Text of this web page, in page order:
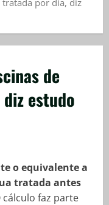
por dia, diz
de
estudo
o equivalente a
tratada antes
cálculo faz parte